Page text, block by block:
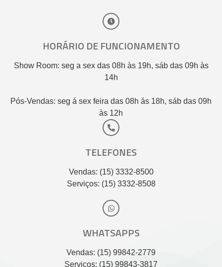
HORÁRIO DE FUNCIONAMENTO
Show Room: seg a sex das 08h às 19h, sáb das 09h às
14h
Pós-Vendas: seg á sex feira das 08h ás 18h, sáb das 09h
às 12h
TELEFONES
Vendas: (15) 3332-8500
Serviços: (15) 3332-8508
WHATSAPPS
Vendas: (15) 99842-2779
Serviços: (15) 99843-3817